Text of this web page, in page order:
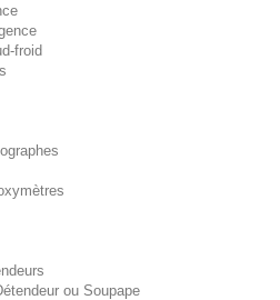
froid
ou Soupape